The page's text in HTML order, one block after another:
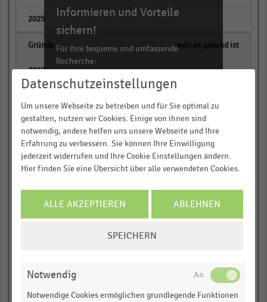
weil es gesund ist
empty
weil sie gerade sehr viel darüber
empty
empty
Informieren und Vorteile
sichern!
Für Ihre bequeme und umfassende
Recherche:
Über 300.000 Daten und Kennzahlen
Rund 25.000 Statistiken
Download als Excel, PNG, PDF
… und vieles mehr!
JETZT INFORMIEREN
Datenschutzeinstellungen
Um unsere Webseite zu betreiben und für Sie optimal zu
gestalten, nutzen wir Cookies. Einige von ihnen sind
notwendig, andere helfen uns unsere Webseite und Ihre
Erfahrung zu verbessern. Sie können Ihre Einwilligung
jederzeit widerrufen und Ihre Cookie Einstellungen ändern.
Hier finden Sie eine Übersicht über alle verwendeten Cookies.
ALLE AKZEPTIEREN ABLEHNEN
SPEICHERN
Notwendig
Notwendige Cookies ermöglichen grundlegende Funktionen